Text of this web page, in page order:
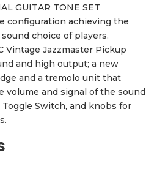
GUITAR TONE SET
configuration achieving the
choice of players.
Vintage Jazzmaster Pickup
and high output; a new
and a tremolo unit that
volume and signal of the sound
Switch, and knobs for